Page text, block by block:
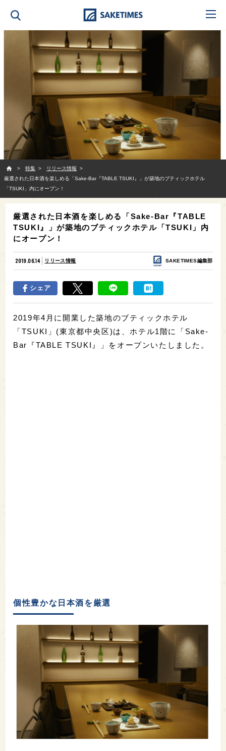
特集
リリース情報
厳選された日本酒を楽しめる「Sake-Bar『TABLE TSUKI』」が築地のブティックホテル
「TSUKI」内にオープン！
厳選された日本酒を楽しめる「Sake-Bar『TABLE
TSUKI』」が築地のブティックホテル「TSUKI」内
にオープン！
2019.06.14 リリース情報 SAKETIMES編集部
シェア
2019年4月に開業した築地のブティックホテル
「TSUKI」(東京都中央区)は、ホテル1階に「Sake-
Bar『TABLE TSUKI』」をオープンいたしました。
個性豊かな日本酒を厳選